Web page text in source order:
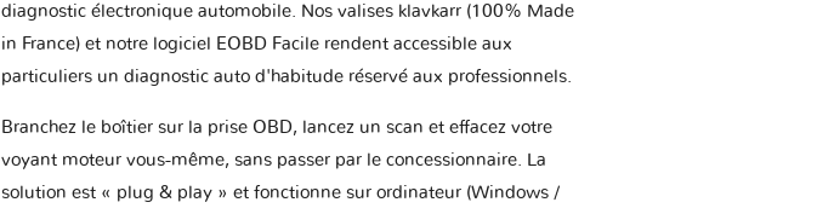
diagnostic électronique automobile. Nos valises klavkarr (100% Made
in France) et notre logiciel EOBD Facile rendent accessible aux
particuliers un diagnostic auto d'habitude réservé aux professionnels.
Branchez le boîtier sur la prise OBD, lancez un scan et effacez votre
voyant moteur vous-même, sans passer par le concessionnaire. La
solution est « plug & play » et fonctionne sur ordinateur (Windows /